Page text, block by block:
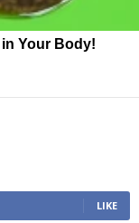
Your Body!
LIKE